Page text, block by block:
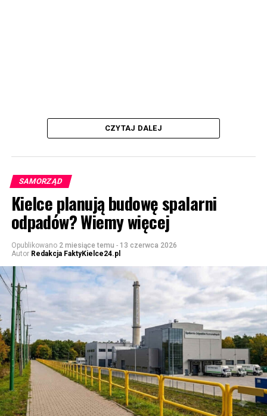
CZYTAJ DALEJ
SAMORZĄD
Kielce planują budowę spalarni
odpadów? Wiemy więcej
Opublikowano 2 miesiące temu - 13 czerwca 2026
Autor Redakcja FaktyKielce24.pl